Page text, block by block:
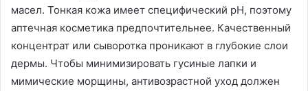
масел. Тонкая кожа имеет специфический pH, поэтому
аптечная косметика предпочтительнее. Качественный
концентрат или сыворотка проникают в глубокие слои
дермы. Чтобы минимизировать гусиные лапки и
мимические морщины, антивозрастной уход должен